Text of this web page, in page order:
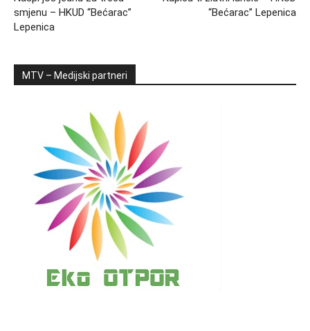
smjenu – HKUD “Bećarac”
Lepenica
“Bećarac” Lepenica
MTV – Medijski partneri